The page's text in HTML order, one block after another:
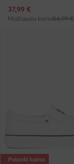
Dabartinė kaina
37,99 €
Mažiausia kaina54,99 €
Palanki kaina